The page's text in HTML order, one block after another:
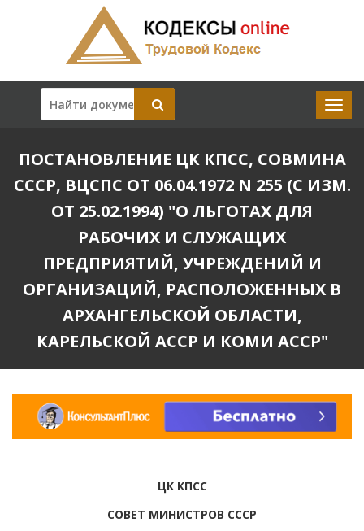
ПОСТАНОВЛЕНИЕ ЦК КПСС, СОВМИНА
СССР, ВЦСПС ОТ 06.04.1972 N 255 (С ИЗМ.
ОТ 25.02.1994) "О ЛЬГОТАХ ДЛЯ
РАБОЧИХ И СЛУЖАЩИХ
ПРЕДПРИЯТИЙ, УЧРЕЖДЕНИЙ И
ОРГАНИЗАЦИЙ, РАСПОЛОЖЕННЫХ В
АРХАНГЕЛЬСКОЙ ОБЛАСТИ,
КАРЕЛЬСКОЙ АССР И КОМИ АССР"
ЦК КПСС
СОВЕТ МИНИСТРОВ СССР